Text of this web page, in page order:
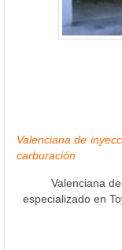
Valenciana de
carburación
Valenciana
especializado en